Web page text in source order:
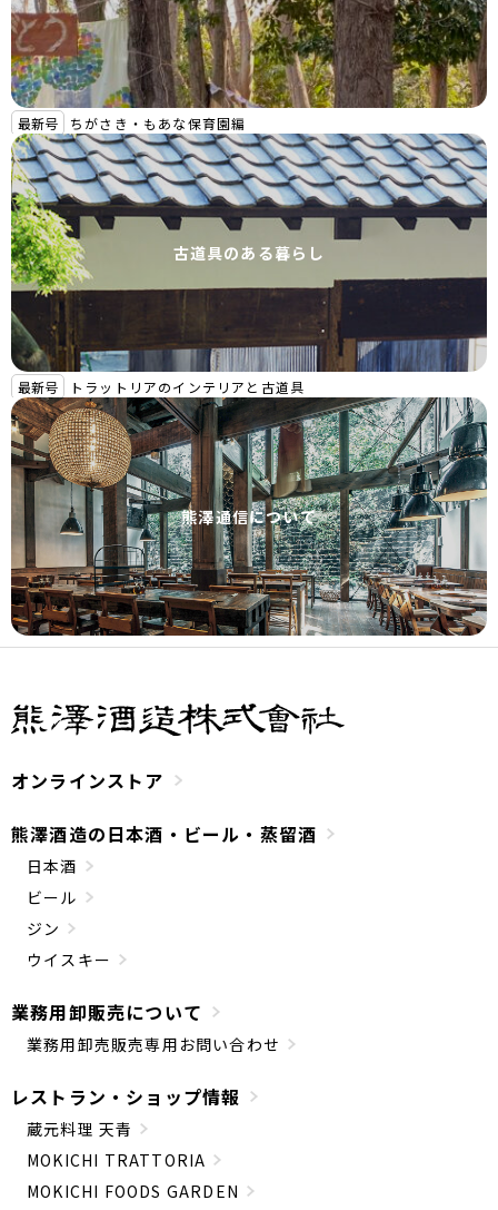
最新号 ちがさき・もあな保育園編
古道具のある暮らし
最新号 トラットリアのインテリアと古道具
熊澤通信について
オンラインストア
熊澤酒造の日本酒・ビール・蒸留酒
日本酒
ビール
ジン
ウイスキー
業務用卸販売について
業務用卸売販売専用お問い合わせ
レストラン・ショップ情報
蔵元料理 天青
MOKICHI TRATTORIA
MOKICHI FOODS GARDEN